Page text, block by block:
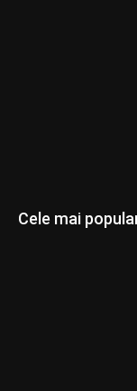
Cele mai